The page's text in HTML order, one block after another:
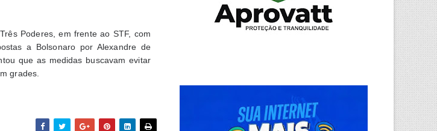
Poderes, em frente ao STF, com
a Bolsonaro por Alexandre de
que as medidas buscavam evitar
grades.